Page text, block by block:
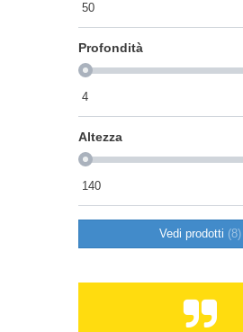
50
Profondità
4
Altezza
140
Vedi prodotti 8